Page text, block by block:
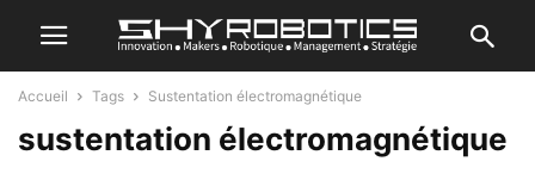
Accueil Tags Sustentation électromagnétique
sustentation électromagnétique